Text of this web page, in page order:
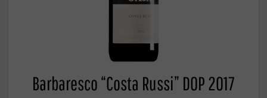
Barbaresco “Costa Russi” DOP 2017